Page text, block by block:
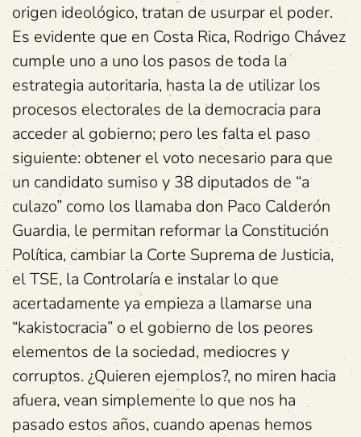
origen ideológico, tratan de usurpar el poder.
Es evidente que en Costa Rica, Rodrigo Chávez
cumple uno a uno los pasos de toda la
estrategia autoritaria, hasta la de utilizar los
procesos electorales de la democracia para
acceder al gobierno; pero les falta el paso
siguiente: obtener el voto necesario para que
un candidato sumiso y 38 diputados de “a
culazo” como los llamaba don Paco Calderón
Guardia, le permitan reformar la Constitución
Política, cambiar la Corte Suprema de Justicia,
el TSE, la Controlaría e instalar lo que
acertadamente ya empieza a llamarse una
“kakistocracia” o el gobierno de los peores
elementos de la sociedad, mediocres y
corruptos. ¿Quieren ejemplos?, no miren hacia
afuera, vean simplemente lo que nos ha
pasado estos años, cuando apenas hemos